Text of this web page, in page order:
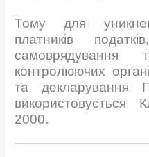
Тому для
платників
контролюючих
та декларування
використовується
2000.